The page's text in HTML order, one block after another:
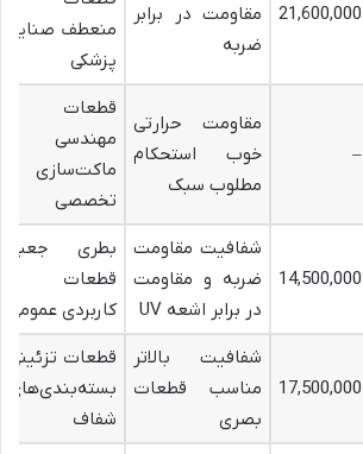
21,600,000
مقاومت در برابر
ضربه
منعطف صنایع
پزشکی
–
مقاومت حرارتی
خوب استحکام
مطلوب سبک
قطعات
مهندسی
ماکت‌سازی
تخصصی
14,500,000
شفافیت مقاومت
ضربه و مقاومت
در برابر اشعه UV
بطری جعبه
قطعات
کاربردی عمومی
17,500,000
شفافیت بالاتر
مناسب قطعات
بصری
قطعات تزئینی
بسته‌بندی‌های
شفاف